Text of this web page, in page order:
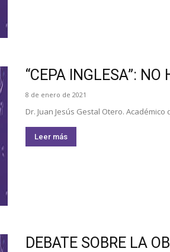
“CEPA INGLESA”: NO
8 de enero de 2021
Dr. Juan Jesús Gestal Otero.
Leer más
DEBATE SOBRE LA